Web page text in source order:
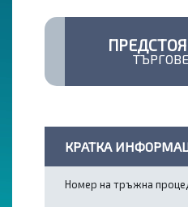
ТЪРГОВЕ
КРАТКА
Номер на тръжна